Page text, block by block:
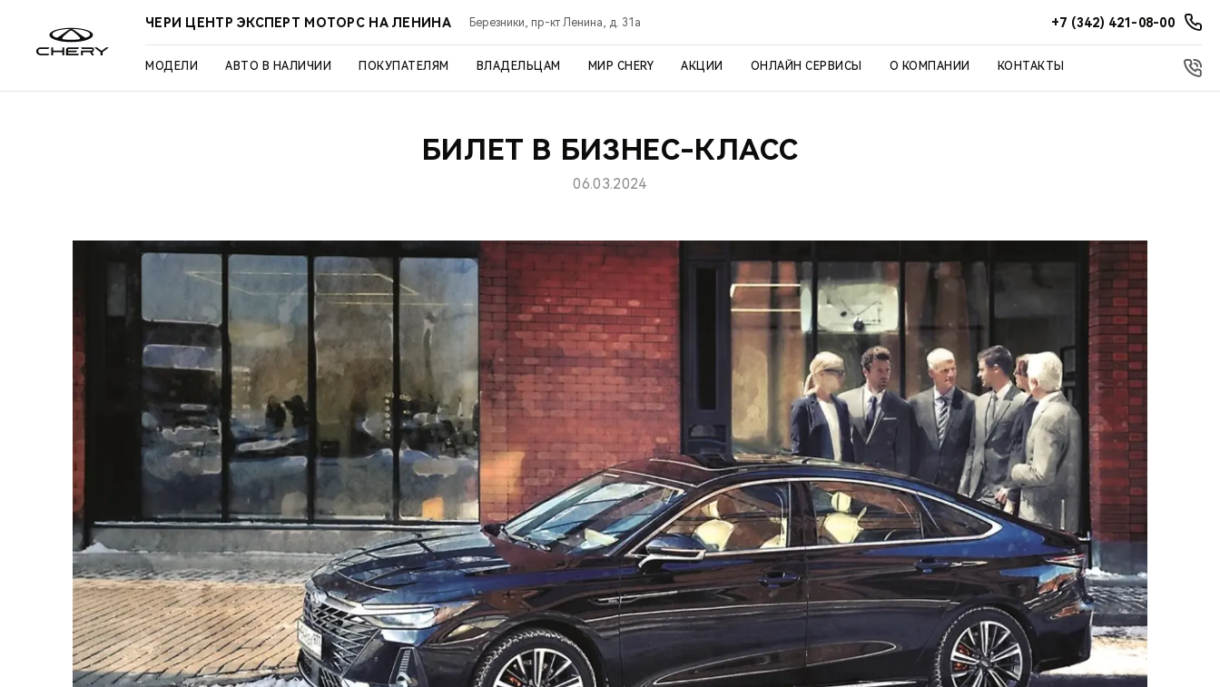
ЧЕРИ ЦЕНТР ЭКСПЕРТ МОТОРС НА ЛЕНИНА Березники, пр-кт Ленина, д. 31а +7 (342) 421-08-00
МОДЕЛИ АВТО В НАЛИЧИИ ПОКУПАТЕЛЯМ ВЛАДЕЛЬЦАМ МИР CHERY АКЦИИ ОНЛАЙН СЕРВИСЫ О КОМПАНИИ КОНТАКТЫ
БИЛЕТ В БИЗНЕС-КЛАСС
06.03.2024